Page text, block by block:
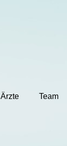
Ärzte Team